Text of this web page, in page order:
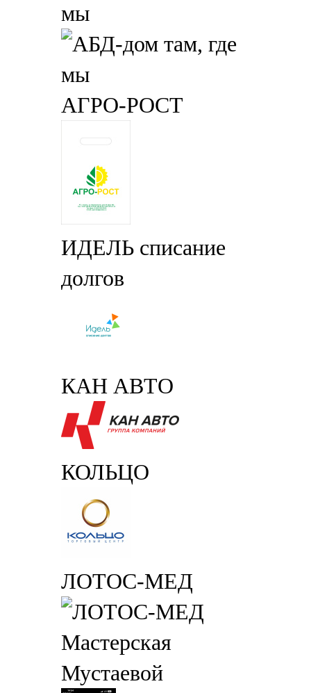
мы
АГРО-РОСТ
ИДЕЛЬ списание
долгов
КАН АВТО
КОЛЬЦО
ЛОТОС-МЕД
Мастерская
Мустаевой